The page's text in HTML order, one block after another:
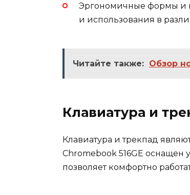
Эргономичные формы и
и использования в
Читайте также: Обзор
Клавиатура и
Клавиатура и трекпад
Chromebook 516GE оснащен
позволяет комфортно